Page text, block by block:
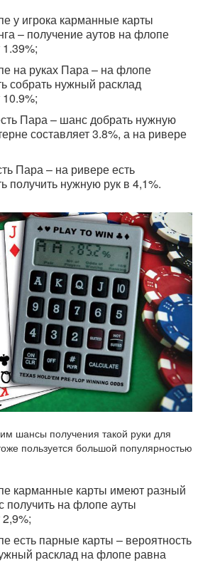
у игрока карманные карты
– получение аутов на флопе
1.39%;
на руках Пара – на флопе
собрать нужный расклад
10.9%;
Пара – шанс добрать нужную
составляет 3.8%, а на ривере
Пара – на ривере есть
получить нужную рук в 4,1%.
шансы получения такой руки для
пользуется большой популярностью
карманные карты имеют разный
получить на флопе ауты
2,9%;
есть парные карты – вероятность
расклад на флопе равна